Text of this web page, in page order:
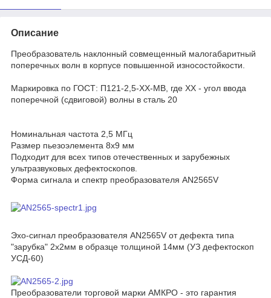
Описание
Преобразователь наклонный совмещенный малогабаритный
поперечных волн в корпусе повышенной износостойкости.
Маркировка по ГОСТ: П121-2,5-ХХ-МВ, где XX - угол ввода
поперечной (сдвиговой) волны в сталь 20
Номинальная частота 2,5 МГц
Размер пьезоэлемента 8х9 мм
Подходит для всех типов отечественных и зарубежных
ультразвуковых дефектоскопов.
Форма сигнала и спектр преобразователя AN2565V
Эхо-сигнал преобразователя AN2565V от дефекта типа
"зарубка" 2х2мм в образце толщиной 14мм (УЗ дефектоскоп
УСД-60)
Преобразователи торговой марки АМКРО - это гарантия